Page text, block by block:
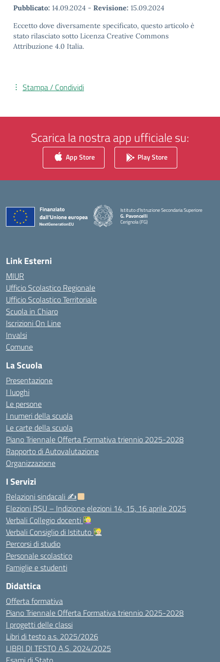
Pubblicato: 14.09.2024 - Revisione: 15.09.2024
Eccetto dove diversamente specificato, questo articolo è
stato rilasciato sotto Licenza Creative Commons
Attribuzione 4.0 Italia.
Stampa / Condividi
Scarica la nostra app ufficiale su:
App Store Play Store
Istituto d'Istruzione Secondaria Superiore
G. Pavoncelli
Cerignola (FG)
— Visita la pagina iniziale della scuola
Link Esterni
MIUR
Ufficio Scolastico Regionale
Ufficio Scolastico Territoriale
Scuola in Chiaro
Iscrizioni On Line
Invalsi
Comune
La Scuola
Presentazione
I luoghi
Le persone
I numeri della scuola
Le carte della scuola
Piano Triennale Offerta Formativa triennio 2025-2028
Rapporto di Autovalutazione
Organizzazione
I Servizi
Relazioni sindacali ✍
Elezioni RSU – Indizione elezioni 14, 15, 16 aprile 2025
Verbali Collegio docenti
Verbali Consiglio di Istituto
Percorsi di studio
Personale scolastico
Famiglie e studenti
Didattica
Offerta formativa
Piano Triennale Offerta Formativa triennio 2025-2028
I progetti delle classi
Libri di testo a.s. 2025/2026
LIBRI DI TESTO A.S. 2024/2025